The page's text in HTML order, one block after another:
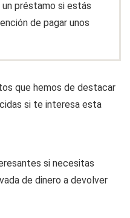
un préstamo si estás
de pagar unos
que hemos de destacar
si te interesa esta
si necesitas
de dinero a devolver